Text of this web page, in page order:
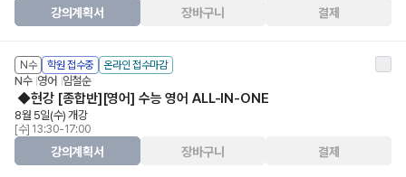
강의계획서 장바구니 결제
N수 학원 접수중 온라인 접수마감
N수 영어 임철순
◆현강 [종합반][영어] 수능 영어 ALL-IN-ONE
8월 5일(수) 개강
[수] 13:30-17:00
강의계획서 장바구니 결제